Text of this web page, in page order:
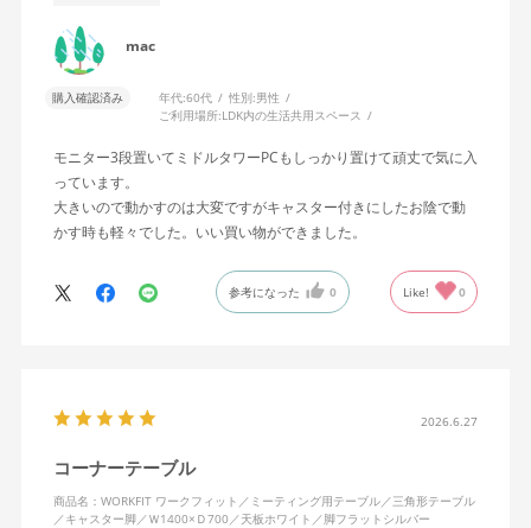
mac
購入確認済み 年代:60代 性別:男性
ご利用場所:LDK内の生活共用スペース
モニター3段置いてミドルタワーPCもしっかり置けて頑丈で気に入
っています。
大きいので動かすのは大変ですがキャスター付きにしたお陰で動
かす時も軽々でした。いい買い物ができました。
参考になった 0 Like! 0
2026.6.27
コーナーテーブル
商品名：WORKFIT ワークフィット／ミーティング用テーブル／三角形テーブル
／キャスター脚／Ｗ1400×Ｄ700／天板ホワイト／脚フラットシルバー